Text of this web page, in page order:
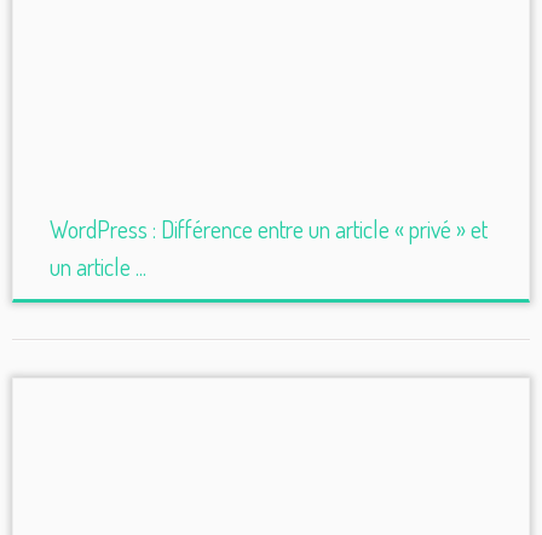
WordPress : Différence entre un article « privé » et
un article ...